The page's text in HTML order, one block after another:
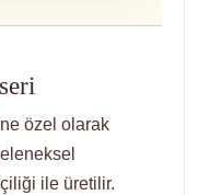
özel olarak
ile üretilir.